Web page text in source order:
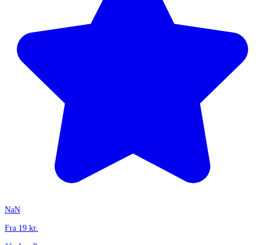
NaN
Fra 19 kr.